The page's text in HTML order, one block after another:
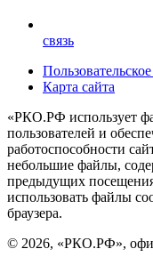
связь
Карта сайта
«РКО.РФ использует
пользователей и
работоспособности
небольшие файлы,
предыдущих
использовать файлы
браузера.
© 2026, «РКО.РФ»,